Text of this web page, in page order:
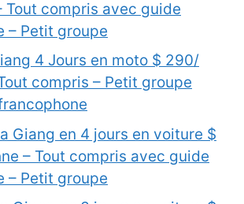
Tout compris avec guide
– Petit groupe
4 Jours en moto $ 290/
compris – Petit groupe
Giang en 4 jours en voiture $
– Tout compris avec guide
– Petit groupe